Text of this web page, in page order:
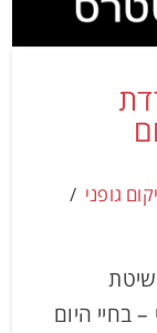
גופני
בחיי היום